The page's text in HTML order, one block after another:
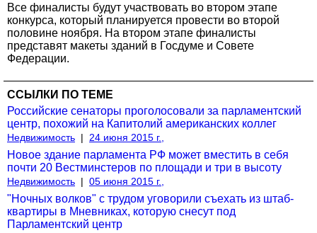
Все финалисты будут участвовать во втором этапе
конкурса, который планируется провести во второй
половине ноября. На втором этапе финалисты
представят макеты зданий в Госдуме и Совете
Федерации.
ССЫЛКИ ПО ТЕМЕ
Российские сенаторы проголосовали за парламентский
центр, похожий на Капитолий американских коллег
Недвижимость | 24 июня 2015 г.,
Новое здание парламента РФ может вместить в себя
почти 20 Вестминстеров по площади и три в высоту
Недвижимость | 05 июня 2015 г.,
"Ночных волков" с трудом уговорили съехать из штаб-
квартиры в Мневниках, которую снесут под
Парламентский центр